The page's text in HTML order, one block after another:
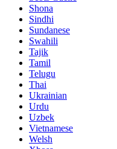
Shona
Sindhi
Sundanese
Swahili
Tajik
Tamil
Telugu
Thai
Ukrainian
Urdu
Uzbek
Vietnamese
Welsh